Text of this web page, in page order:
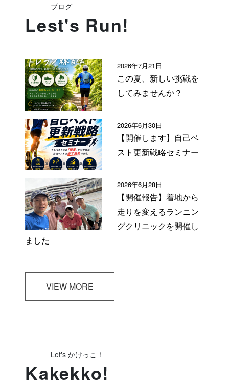
ブログ
Lest's Run!
2026年7月21日
この夏、新しい挑戦を
してみませんか？
2026年6月30日
【開催します】自己ベ
スト更新戦略セミナー
2026年6月28日
【開催報告】着地から
走りを変えるランニン
グクリニックを開催し
ました
VIEW MORE
Let's かけっこ！
Kakekko!